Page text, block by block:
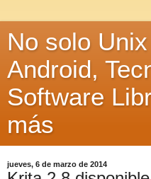
No solo
Android,
Software
más
jueves, 6 de marzo de 2014